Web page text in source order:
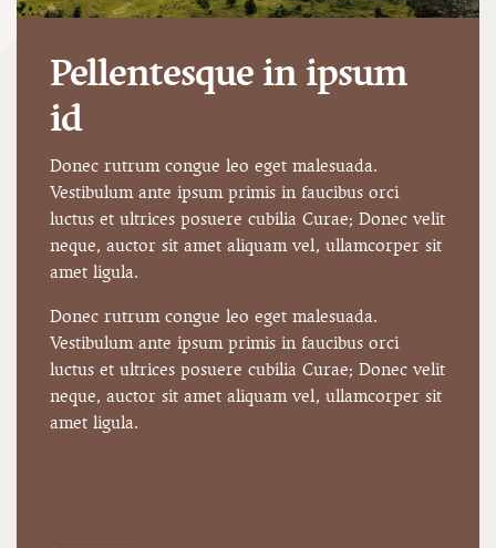
Pellentesque in ipsum
id
Donec rutrum congue leo eget malesuada.
Vestibulum ante ipsum primis in faucibus orci
luctus et ultrices posuere cubilia Curae; Donec velit
neque, auctor sit amet aliquam vel, ullamcorper sit
amet ligula.
Donec rutrum congue leo eget malesuada.
Vestibulum ante ipsum primis in faucibus orci
luctus et ultrices posuere cubilia Curae; Donec velit
neque, auctor sit amet aliquam vel, ullamcorper sit
amet ligula.